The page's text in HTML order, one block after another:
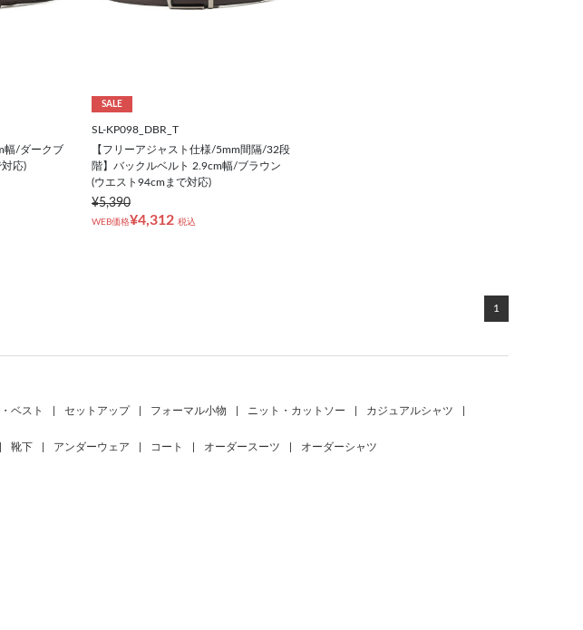
幅/ダークブ
応)
SALE
SL-KP098_DBR_T
【フリーアジャスト仕様/5mm間隔/32段
階】バックルベルト 2.9cm幅/ブラウン
(ウエスト94cmまで対応)
¥5,390
WEB価格¥4,312 税込
1
ベスト セットアップ フォーマル小物 ニット・カットソー カジュアルシャツ
靴下 アンダーウェア コート オーダースーツ オーダーシャツ